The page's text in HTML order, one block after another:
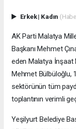
Erkek| Kadın
AK Parti Malatya
Başkanı Mehmet
eden Malatya İnşaat
Mehmet Bülbüloğlu,
sektörünün tüm
toplantının verimli
Yeşilyurt Belediye